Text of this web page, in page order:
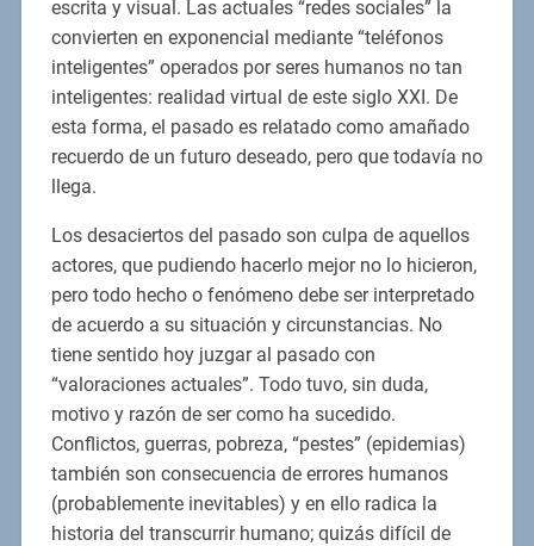
escrita y visual. Las actuales “redes sociales” la
convierten en exponencial mediante “teléfonos
inteligentes” operados por seres humanos no tan
inteligentes: realidad virtual de este siglo XXI. De
esta forma, el pasado es relatado como amañado
recuerdo de un futuro deseado, pero que todavía no
llega.
Los desaciertos del pasado son culpa de aquellos
actores, que pudiendo hacerlo mejor no lo hicieron,
pero todo hecho o fenómeno debe ser interpretado
de acuerdo a su situación y circunstancias. No
tiene sentido hoy juzgar al pasado con
“valoraciones actuales”. Todo tuvo, sin duda,
motivo y razón de ser como ha sucedido.
Conflictos, guerras, pobreza, “pestes” (epidemias)
también son consecuencia de errores humanos
(probablemente inevitables) y en ello radica la
historia del transcurrir humano; quizás difícil de